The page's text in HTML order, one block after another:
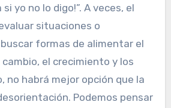
si yo no lo digo!”. A veces, el
situaciones o
formas de alimentar el
el crecimiento y los
no habrá mejor opción que la
Podemos pensar